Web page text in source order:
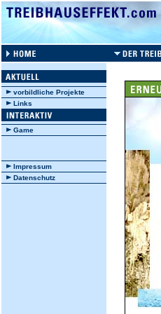
vorbildliche Projekte
Links
Game
Impressum
Datenschutz